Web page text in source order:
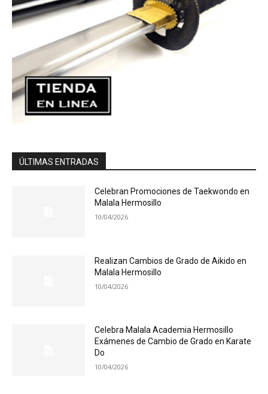
ÚLTIMAS ENTRADAS
Celebran Promociones de Taekwondo en
Malala Hermosillo
10/04/2026
Realizan Cambios de Grado de Aikido en
Malala Hermosillo
10/04/2026
Celebra Malala Academia Hermosillo
Exámenes de Cambio de Grado en Karate
Do
10/04/2026